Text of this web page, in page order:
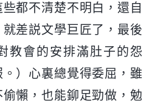
都不清楚不明白，還自
差説文學巨匠了，最後
教會的安排滿肚子的怨
）心裏總覺得委屈，雖
懶，也能鉚足勁做，勉